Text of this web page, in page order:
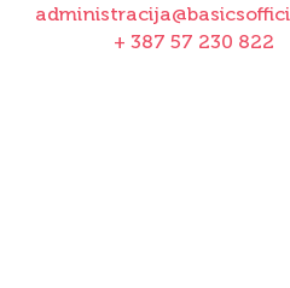
+ 387 57 230 822